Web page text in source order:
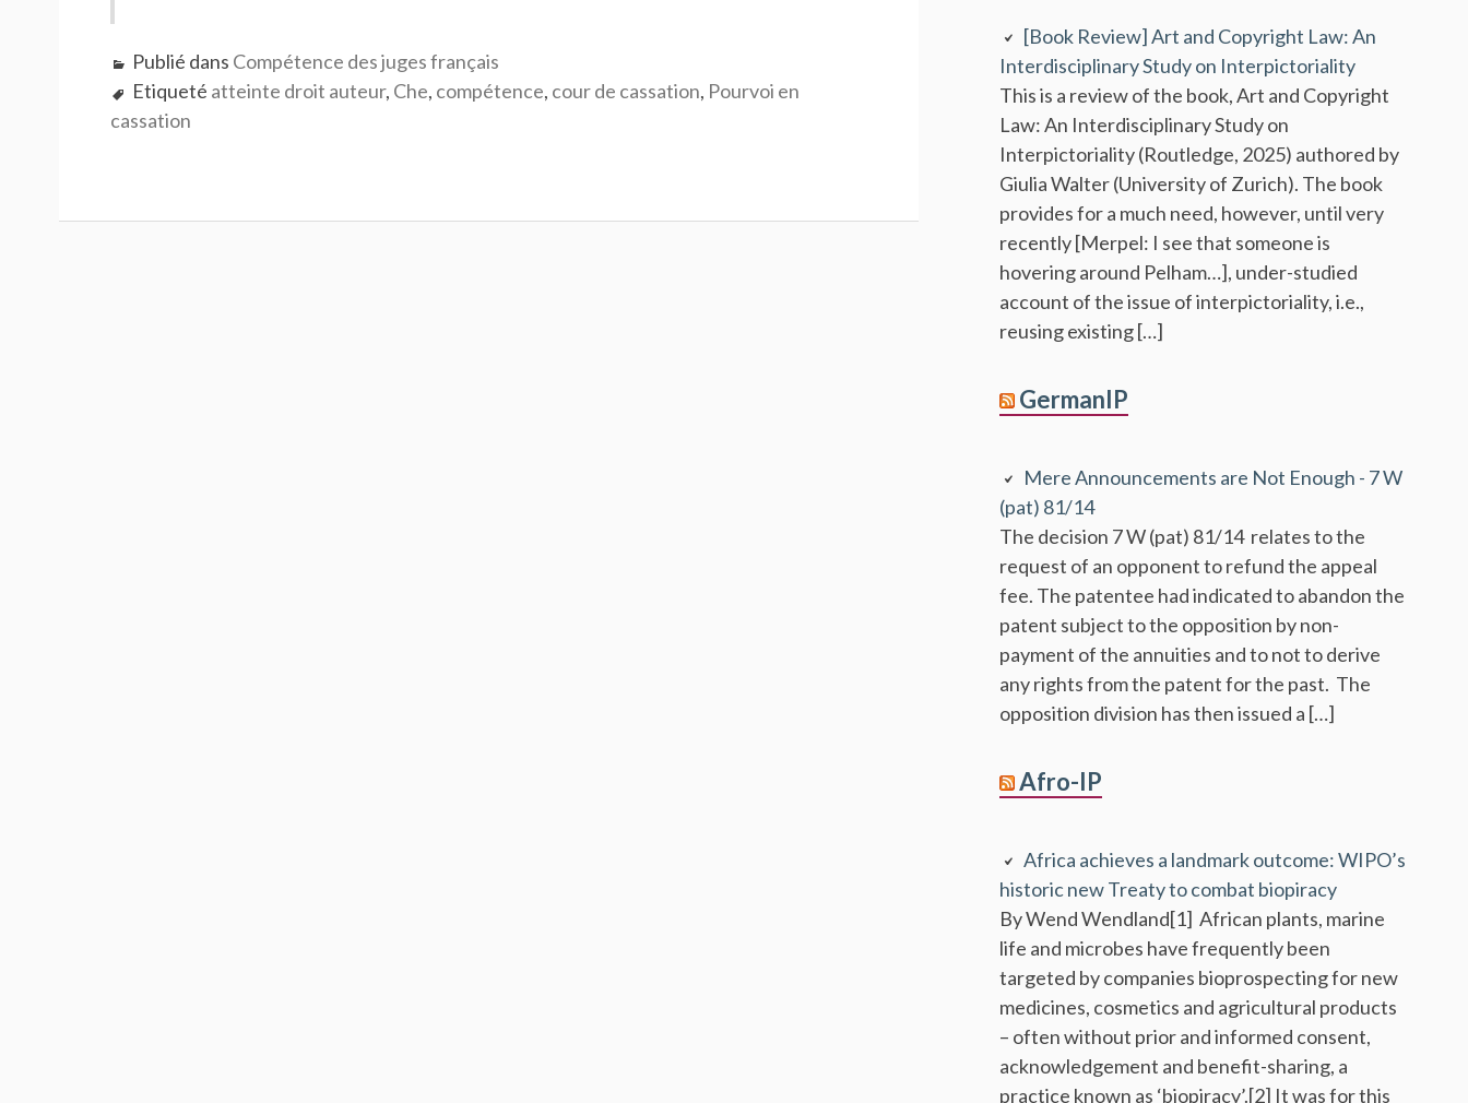
Publié dans Compétence des juges français
Etiqueté atteinte droit auteur, Che, compétence, cour de cassation, Pourvoi en
cassation
[Book Review] Art and Copyright Law: An
Interdisciplinary Study on Interpictoriality
This is a review of the book, Art and Copyright
Law: An Interdisciplinary Study on
Interpictoriality (Routledge, 2025) authored by
Giulia Walter (University of Zurich). The book
provides for a much need, however, until very
recently [Merpel: I see that someone is
hovering around Pelham…], under-studied
account of the issue of interpictoriality, i.e.,
reusing existing […]
GermanIP
Mere Announcements are Not Enough - 7 W
(pat) 81/14
The decision 7 W (pat) 81/14 relates to the
request of an opponent to refund the appeal
fee. The patentee had indicated to abandon the
patent subject to the opposition by non-
payment of the annuities and to not to derive
any rights from the patent for the past. The
opposition division has then issued a […]
Afro-IP
Africa achieves a landmark outcome: WIPO’s
historic new Treaty to combat biopiracy
By Wend Wendland[1] African plants, marine
life and microbes have frequently been
targeted by companies bioprospecting for new
medicines, cosmetics and agricultural products
– often without prior and informed consent,
acknowledgement and benefit-sharing, a
practice known as ‘biopiracy’.[2] It was for this